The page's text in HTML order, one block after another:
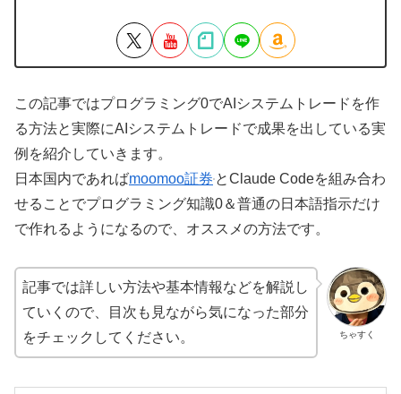
この記事ではプログラミング0でAIシステムトレードを作
る方法と実際にAIシステムトレードで成果を出している実
例を紹介していきます。
日本国内であればmoomoo証券 とClaude Codeを組み合わ
せることでプログラミング知識0＆普通の日本語指示だけ
で作れるようになるので、オススメの方法です。
ちゃすく
記事では詳しい方法や基本情報などを解説し
ていくので、目次も見ながら気になった部分
をチェックしてください。